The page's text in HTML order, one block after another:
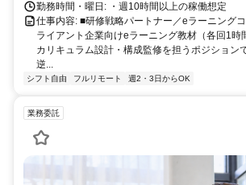
勤務時間・曜日: ・週10時間以上の稼働想定
仕事内容: ■研修戦略パートナー／eラーニング
ライアント企業向けeラーニング教材（各回1時
カリキュラム設計・構成監修を担うポジション
逆...
シフト自由 フルリモート 週2・3日からOK
業務委託